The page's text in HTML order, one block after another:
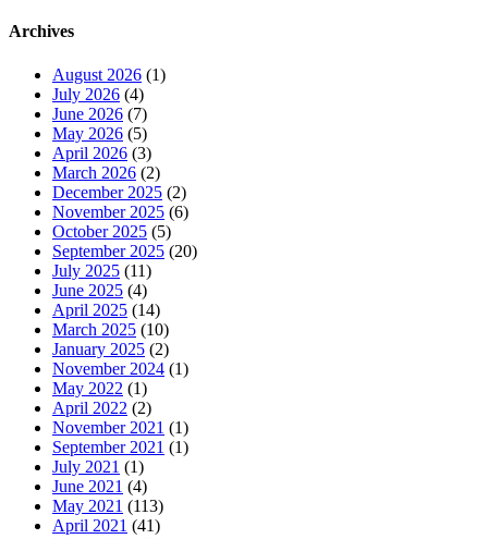
Archives
August 2026 (1)
July 2026 (4)
June 2026 (7)
May 2026 (5)
April 2026 (3)
March 2026 (2)
December 2025 (2)
November 2025 (6)
October 2025 (5)
September 2025 (20)
July 2025 (11)
June 2025 (4)
April 2025 (14)
March 2025 (10)
January 2025 (2)
November 2024 (1)
May 2022 (1)
April 2022 (2)
November 2021 (1)
September 2021 (1)
July 2021 (1)
June 2021 (4)
May 2021 (113)
April 2021 (41)